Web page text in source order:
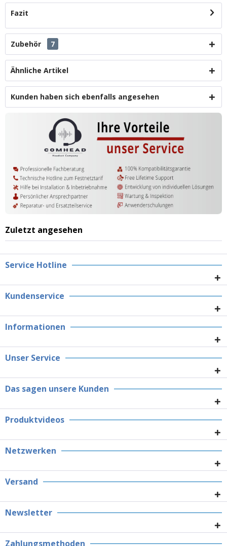
Fazit
Zubehör 7
Ähnliche Artikel
Kunden haben sich ebenfalls angesehen
Zuletzt angesehen
Service Hotline
Kundenservice
Informationen
Unser Service
Das sagen unsere Kunden
Produktvideos
Netzwerken
Versand
Newsletter
Zahlungsmethoden